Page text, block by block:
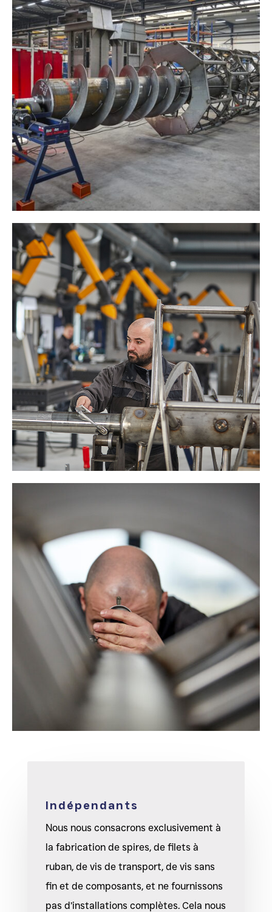
Indépendants
Nous nous consacrons exclusivement à
la fabrication de spires, de filets à
ruban, de vis de transport, de vis sans
fin et de composants, et ne fournissons
pas d’installations complètes. Cela nous